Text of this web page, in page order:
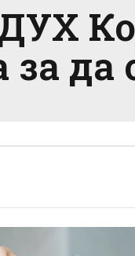
Кој
да